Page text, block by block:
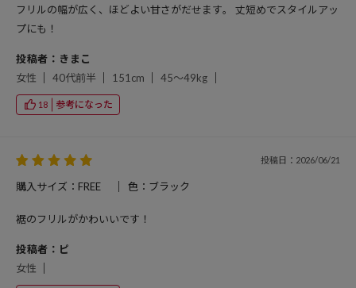
フリルの幅が広く、ほどよい甘さがだせます。 丈短めでスタイルアッ
プにも！
投稿者：きまこ
女性
40代前半 151cm 45～49kg
18 参考になった
投稿日：2026/06/21
購入サイズ：FREE 色：ブラック
裾のフリルがかわいいです！
投稿者：ピ
女性